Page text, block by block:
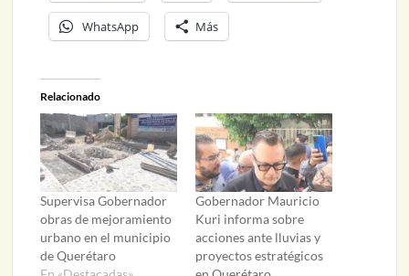
WhatsApp Más
Relacionado
Supervisa Gobernador
obras de mejoramiento
urbano en el municipio
de Querétaro
Gobernador Mauricio
Kuri informa sobre
acciones ante lluvias y
proyectos estratégicos